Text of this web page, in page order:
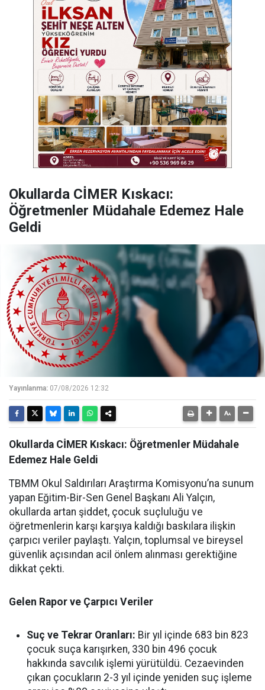
Okullarda CİMER Kıskacı:
Öğretmenler Müdahale Edemez Hale
Geldi
Yayınlanma: 07/08/2026 12:32
Okullarda CİMER Kıskacı: Öğretmenler Müdahale
Edemez Hale Geldi
TBMM Okul Saldırıları Araştırma Komisyonu’na sunum
yapan Eğitim-Bir-Sen Genel Başkanı Ali Yalçın,
okullarda artan şiddet, çocuk suçluluğu ve
öğretmenlerin karşı karşıya kaldığı baskılara ilişkin
çarpıcı veriler paylaştı. Yalçın, toplumsal ve bireysel
güvenlik açısından acil önlem alınması gerektiğine
dikkat çekti.
Gelen Rapor ve Çarpıcı Veriler
Suç ve Tekrar Oranları: Bir yıl içinde 683 bin 823
çocuk suça karışırken, 330 bin 496 çocuk
hakkında savcılık işlemi yürütüldü. Cezaevinden
çıkan çocukların 2-3 yıl içinde yeniden suç işleme